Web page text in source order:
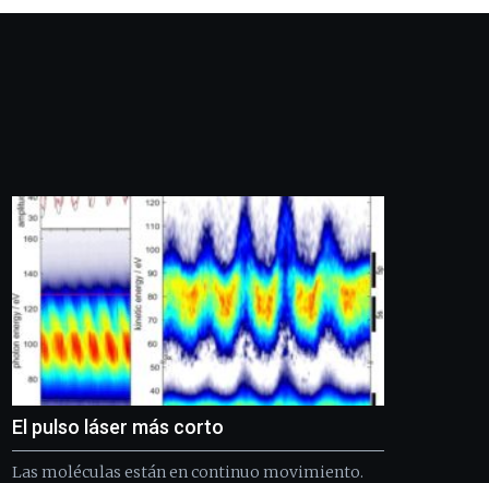
la
Plaza
(BZP),
festival
que
llenará
la
ciudad
de
monólogos,
exposiciones,
conferencias,
docufórums
El pulso láser más corto
Las moléculas están en continuo movimiento.